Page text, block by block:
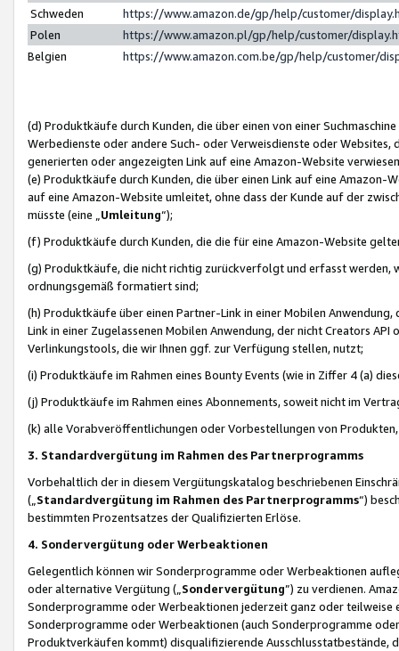
Schweden
https://www.amazon.de/gp/help/customer/
Polen
https://www.amazon.pl/gp/help/customer/
Belgien
https://www.amazon.com.be/gp/help/customer/
(d) Produktkäufe durch Kunden, die über einen von einer
Werbedienste oder andere Such- oder Verweisdienste oder Websites,
generierten oder angezeigten Link auf eine Amazon-Website
(e) Produktkäufe durch Kunden, die über einen Link auf eine
auf eine Amazon-Website umleitet, ohne dass der Kunde auf der
müsste (eine „ Umleitung“);
(f) Produktkäufe durch Kunden, die die für eine Amazon-Website
(g) Produktkäufe, die nicht richtig zurückverfolgt und erfasst werden,
ordnungsgemäß formatiert sind;
(h) Produktkäufe über einen Partner-Link in einer Mobilen
Link in einer Zugelassenen Mobilen Anwendung, der nicht Creators
Verlinkungstools, die wir Ihnen ggf. zur Verfügung stellen, nutzt;
(i) Produktkäufe im Rahmen eines Bounty Events (wie in Ziffer 4 (a)
(j) Produktkäufe im Rahmen eines Abonnements, soweit nicht im
(k) alle Vorabveröffentlichungen oder Vorbestellungen von
3. Standardvergütung im Rahmen des Partnerprogramms
Vorbehaltlich der in diesem Vergütungskatalog beschriebenen
(„ Standardvergütung im Rahmen des Partnerprogramms“)
bestimmten Prozentsatzes der Qualifizierten Erlöse.
4. Sondervergütung oder Werbeaktionen
Gelegentlich können wir Sonderprogramme oder Werbeaktionen
oder alternative Vergütung („ Sondervergütung”) zu verdienen.
Sonderprogramme oder Werbeaktionen jederzeit ganz oder
Sonderprogramme oder Werbeaktionen (auch Sonderprogramme
Produktverkäufen kommt) disqualifizierende Ausschlusstatbestände,